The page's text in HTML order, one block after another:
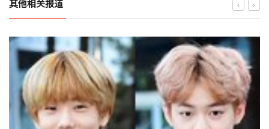
其他相关报道